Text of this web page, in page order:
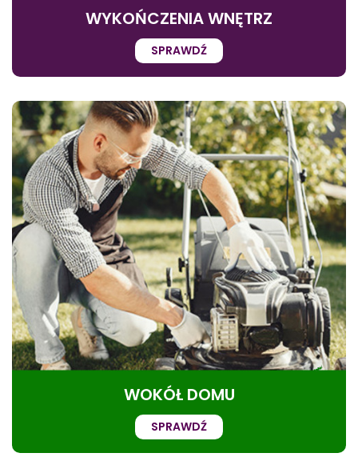
WYKOŃCZENIA WNĘTRZ
SPRAWDŹ
WOKÓŁ DOMU
SPRAWDŹ